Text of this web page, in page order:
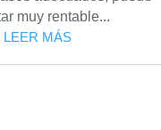
muy rentable...
LEER MÁS